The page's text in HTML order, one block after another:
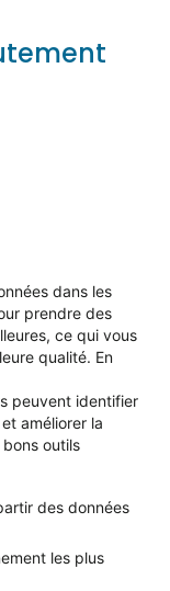
dans les
prendre des
ce qui vous
qualité. En
peuvent identifier
améliorer la
outils
des données
les plus